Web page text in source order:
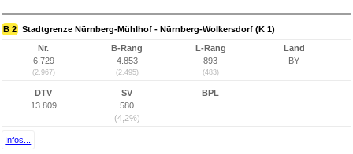
B 2 Stadtgrenze Nürnberg-Mühlhof - Nürnberg-Wolkersdorf (K 1)
Nr.
6.729
(2.967)
B-Rang
4.853
(2.495)
L-Rang
893
(483)
Land
BY
DTV
13.809
SV
580
(4,2%)
BPL
Infos...